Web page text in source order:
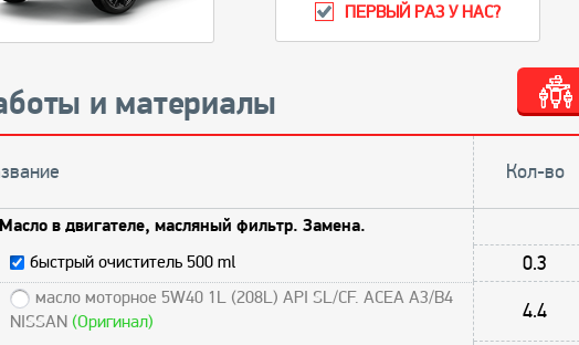
ПЕРВЫЙ РАЗ У НАС?
и материалы
Кол-во
в двигателе, масляный фильтр. Замена.
быстрый очиститель 500 ml 0.3
масло моторное 5W40 1L (208L) API SL/CF. ACEA A3/B4
NISSAN (Оригинал) 4.4